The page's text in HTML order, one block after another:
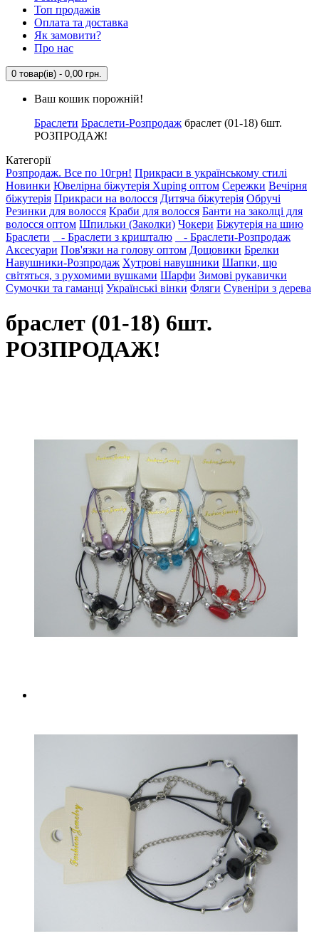
Топ продажів
Оплата та доставка
Як замовити?
Про нас
0 товар(ів) - 0,00 грн.
Ваш кошик порожній!
Браслети Браслети-Розпродаж браслет (01-18) 6шт.
РОЗПРОДАЖ!
Категорії
Розпродаж. Все по 10грн! Прикраси в українському стилі
Новинки Ювелірна біжутерія Xuping оптом Сережки Вечірня
біжутерія Прикраси на волосся Дитяча біжутерія Обручі
Резинки для волосся Краби для волосся Банти на заколці для
волосся оптом Шпильки (Заколки) Чокери Біжутерія на шию
Браслети
- Браслети з кришталю
- Браслети-Розпродаж
Аксесуари Пов'язки на голову оптом Дощовики Брелки
Навушники-Розпродаж Хутрові навушники Шапки, що
світяться, з рухомими вушками Шарфи Зимові рукавички
Сумочки та гаманці Українські вінки Фляги Сувеніри з дерева
браслет (01-18) 6шт.
РОЗПРОДАЖ!